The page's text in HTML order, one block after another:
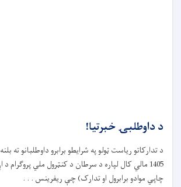
د داوطلبۍ خبرتیا!
د تدارکاتو ریاست ټولو په شرایطو برابرو داوطلبانو ته
1405 مالي کال لپاره د سرطان د کنټرول ملي پروګرام
چاپي موادو برابرول او تدارک) چې ريفرينس . . .